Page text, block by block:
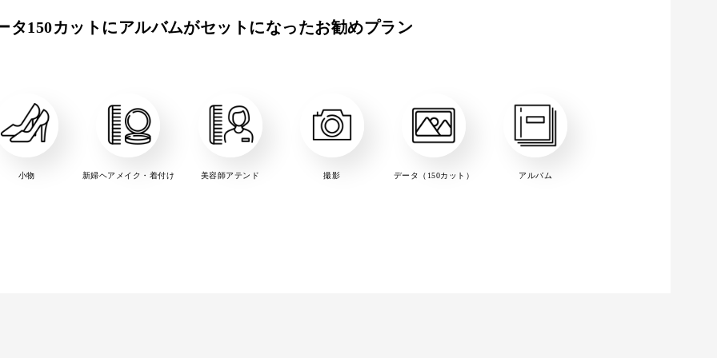
タ150カットにアルバムがセットになったお勧めプラン
小物 新婦ヘアメイク・着付け 美容師アテンド 撮影 データ（150カット） アルバム